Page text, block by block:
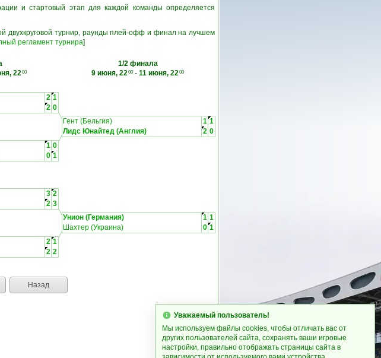
и стартовый этап для каждой команды определяется
двухкруговой турнир, раунды плей-офф и финал на лучшем
регламент турнира]
2200
1/2 финала
9 июня, 2200- 11 июня, 2200
2 1
2 0
Гент (Бельгия)
1 1
Лидс Юнайтед (Англия)
2 0
1 0
0 1
3 2
2 3
Унион (Германия)
1 1
Шахтер (Украина)
0 1
2 1
2 2
Назад
Уважаемый пользователь!
Мы используем файлы cookies, чтобы отличать вас от
других пользователей сайта, сохранять ваши игровые
настройки, правильно отображать страницы сайта в